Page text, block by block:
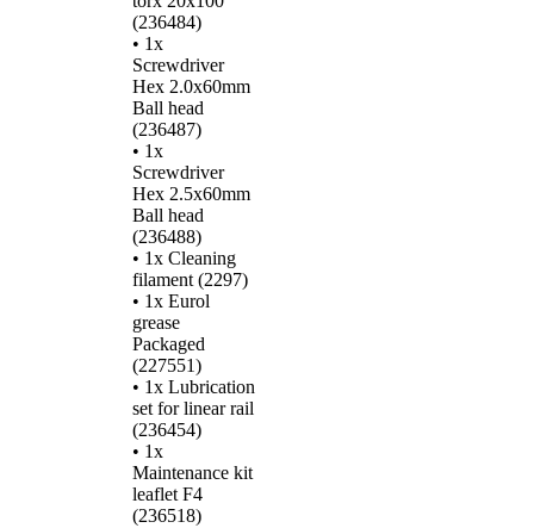
(236484)
• 1x
Screwdriver
Hex 2.0x60mm
Ball head
(236487)
• 1x
Screwdriver
Hex 2.5x60mm
Ball head
(236488)
• 1x Cleaning
filament (2297)
• 1x Eurol
grease
Packaged
(227551)
• 1x Lubrication
set for linear rail
(236454)
• 1x
Maintenance kit
leaflet F4
(236518)